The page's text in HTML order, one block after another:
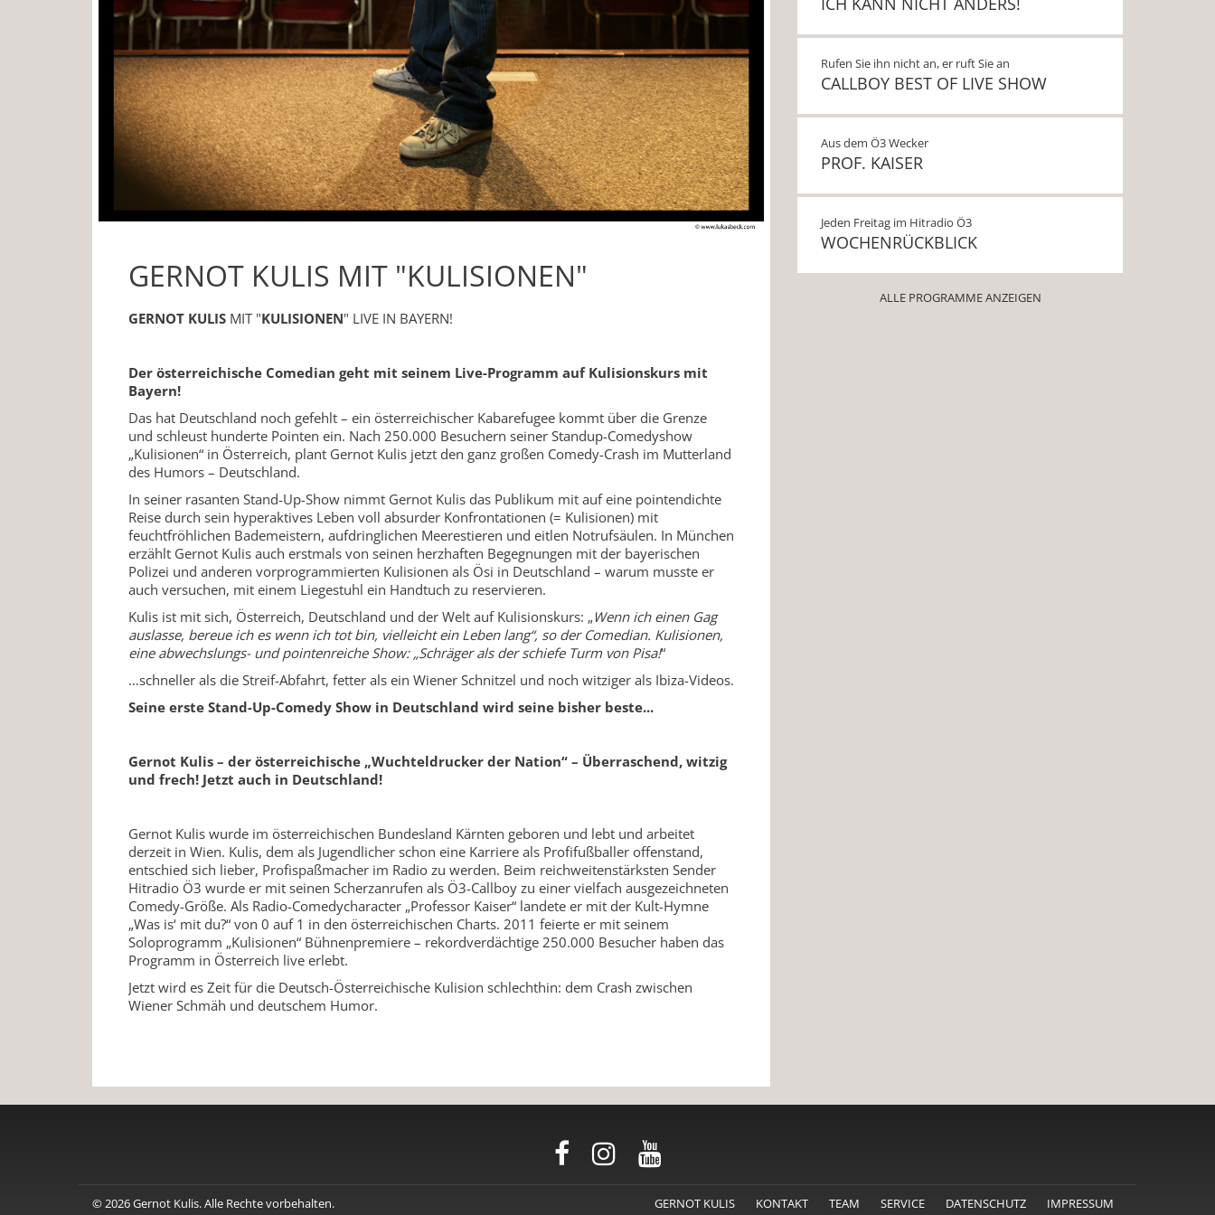
GERNOT KULIS MIT "KULISIONEN"
GERNOT KULIS MIT "KULISIONEN" LIVE IN BAYERN!
Der österreichische Comedian geht mit seinem Live-Programm auf Kulisionskurs mit
Bayern!
Das hat Deutschland noch gefehlt – ein österreichischer Kabarefugee kommt über die Grenze
und schleust hunderte Pointen ein. Nach 250.000 Besuchern seiner Standup-Comedyshow
„Kulisionen“ in Österreich, plant Gernot Kulis jetzt den ganz großen Comedy-Crash im Mutterland
des Humors – Deutschland.
In seiner rasanten Stand-Up-Show nimmt Gernot Kulis das Publikum mit auf eine pointendichte
Reise durch sein hyperaktives Leben voll absurder Konfrontationen (= Kulisionen) mit
feuchtfröhlichen Bademeistern, aufdringlichen Meerestieren und eitlen Notrufsäulen. In München
erzählt Gernot Kulis auch erstmals von seinen herzhaften Begegnungen mit der bayerischen
Polizei und anderen vorprogrammierten Kulisionen als Ösi in Deutschland – warum musste er
auch versuchen, mit einem Liegestuhl ein Handtuch zu reservieren.
Kulis ist mit sich, Österreich, Deutschland und der Welt auf Kulisionskurs: „Wenn ich einen Gag
auslasse, bereue ich es wenn ich tot bin, vielleicht ein Leben lang“, so der Comedian. Kulisionen,
eine abwechslungs- und pointenreiche Show: „Schräger als der schiefe Turm von Pisa!“
…schneller als die Streif-Abfahrt, fetter als ein Wiener Schnitzel und noch witziger als Ibiza-Videos.
Seine erste Stand-Up-Comedy Show in Deutschland wird seine bisher beste...
Gernot Kulis – der österreichische „Wuchteldrucker der Nation“ – Überraschend, witzig
und frech! Jetzt auch in Deutschland!
Gernot Kulis wurde im österreichischen Bundesland Kärnten geboren und lebt und arbeitet
derzeit in Wien. Kulis, dem als Jugendlicher schon eine Karriere als Profifußballer offenstand,
entschied sich lieber, Profispaßmacher im Radio zu werden. Beim reichweitenstärksten Sender
Hitradio Ö3 wurde er mit seinen Scherzanrufen als Ö3-Callboy zu einer vielfach ausgezeichneten
Comedy-Größe. Als Radio-Comedycharacter „Professor Kaiser“ landete er mit der Kult-Hymne
„Was is‘ mit du?“ von 0 auf 1 in den österreichischen Charts. 2011 feierte er mit seinem
Soloprogramm „Kulisionen“ Bühnenpremiere – rekordverdächtige 250.000 Besucher haben das
Programm in Österreich live erlebt.
Jetzt wird es Zeit für die Deutsch-Österreichische Kulision schlechthin: dem Crash zwischen
Wiener Schmäh und deutschem Humor.
Rufen Sie ihn nicht an, er ruft Sie an
CALLBOY BEST OF LIVE SHOW
Aus dem Ö3 Wecker
PROF. KAISER
Jeden Freitag im Hitradio Ö3
WOCHENRÜCKBLICK
ALLE PROGRAMME ANZEIGEN
© 2026 Gernot Kulis. Alle Rechte vorbehalten. GERNOT KULIS KONTAKT TEAM SERVICE DATENSCHUTZ IMPRESSUM